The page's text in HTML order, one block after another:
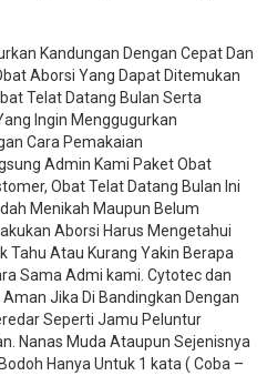
Kandungan Dengan Cepat Dan
Aborsi Yang Dapat Ditemukan
Telat Datang Bulan Serta
Ingin Menggugurkan
Cara Pemakaian
Admin Kami Paket Obat
Obat Telat Datang Bulan Ini
Menikah Maupun Belum
Aborsi Harus Mengetahui
Tahu Atau Kurang Yakin Berapa
Sama Admi kami. Cytotec dan
Jika Di Bandingkan Dengan
Seperti Jamu Peluntur
Nanas Muda Ataupun Sejenisnya
Hanya Untuk 1 kata ( Coba –